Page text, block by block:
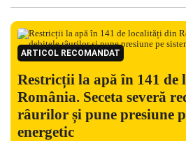
ARTICOL RECOMANDAT
Restricții la apă în 141 de
România. Seceta severă
râurilor și pune presiune
energetic